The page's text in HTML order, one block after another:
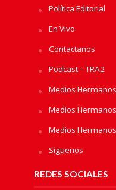
Política Editorial
En Vivo
Contactanos
Podcast – TRA2
Medios
Medios
Medios
Sìguenos
REDES SOCIALES